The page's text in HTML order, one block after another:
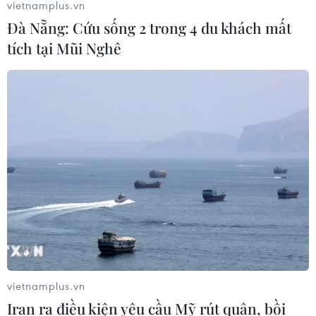
Mưa lớn gây ngập cục bộ, chia cắt
một số khu vực miền núi Quảng Trị
rộng tại miền Đông Trung Quốc
09/08/2026 04:23
Nhật Bản: Sạt lở đất khiến gần 400
du khách mắc kẹt
09/08/2026 03:52
vietnamplus.vn
Đà Nẵng: Cứu sống 2 trong 4 du khách mất
tích tại Mũi Nghê
vietnamplus.vn
Iran ra điều kiện yêu cầu Mỹ rút quân, bồi